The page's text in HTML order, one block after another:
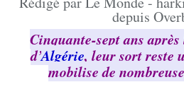
depuis
Cinquante-sept ans
d’Algérie, leur sort reste
mobilise de